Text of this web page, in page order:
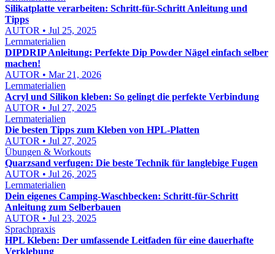
Silikatplatte verarbeiten: Schritt-für-Schritt Anleitung und
Tipps
AUTOR • Jul 25, 2025
Lernmaterialien
DIPDRIP Anleitung: Perfekte Dip Powder Nägel einfach selber
machen!
AUTOR • Mar 21, 2026
Lernmaterialien
Acryl und Silikon kleben: So gelingt die perfekte Verbindung
AUTOR • Jul 27, 2025
Lernmaterialien
Die besten Tipps zum Kleben von HPL-Platten
AUTOR • Jul 27, 2025
Übungen & Workouts
Quarzsand verfugen: Die beste Technik für langlebige Fugen
AUTOR • Jul 26, 2025
Lernmaterialien
Dein eigenes Camping-Waschbecken: Schritt-für-Schritt
Anleitung zum Selberbauen
AUTOR • Jul 23, 2025
Sprachpraxis
HPL Kleben: Der umfassende Leitfaden für eine dauerhafte
Verklebung